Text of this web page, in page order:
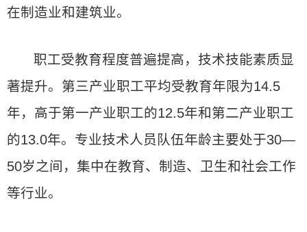
在制造业和建筑业。
职工受教育程度普遍提高，技术技能素质显
著提升。第三产业职工平均受教育年限为14.5
年，高于第一产业职工的12.5年和第二产业职工
的13.0年。专业技术人员队伍年龄主要处于30—
50岁之间，集中在教育、制造、卫生和社会工作
等行业。